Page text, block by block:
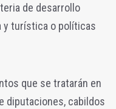
de desarrollo
y turística o políticas
que se tratarán en
diputaciones, cabildos